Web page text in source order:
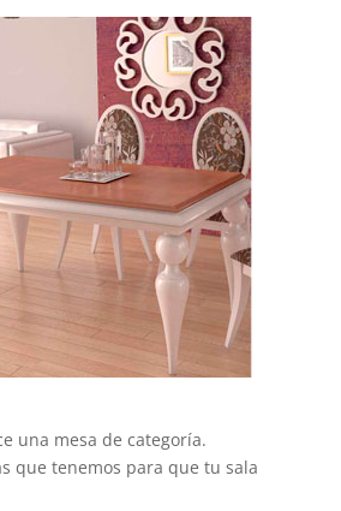
una mesa de categoría.
que tenemos para que tu sala